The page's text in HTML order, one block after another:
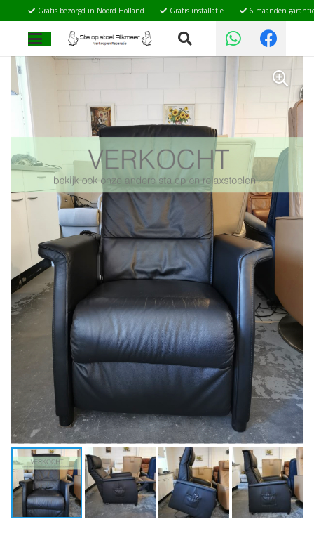
Gratis bezorgd in Noord Holland Gratis installatie 6 maanden